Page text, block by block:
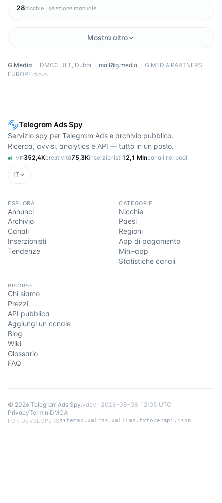
Telegram Ads Spy
Servizio spy per Telegram Ads e archivio pubblico.
Ricerca, avvisi, analytics e API — tutto in un posto.
LIVE 352,4Kcreatività75,3Kinserzionisti12,1 Mlncanali nel pool
IT
ESPLORA
Annunci
Archivio
Canali
Inserzionisti
Tendenze
CATEGORIE
Nicchie
Paesi
Regioni
App di pagamento
Mini-app
Statistiche canali
RISORSE
Chi siamo
Prezzi
API pubblica
Aggiungi un canale
Blog
Wiki
Glossario
FAQ
28nicchie · selezione manuale
Mostra altro
G.Media · DMCC, JLT, Dubai · mail@g.media · G MEDIA PARTNERS
EUROPE d.o.o.
© 2026 Telegram Ads Spy.vdev · 2026-08-08 12:05 UTC
PrivacyTerminiDMCA
FOR DEVELOPERSsitemap.xml rss.xml llms.txtopenapi.json